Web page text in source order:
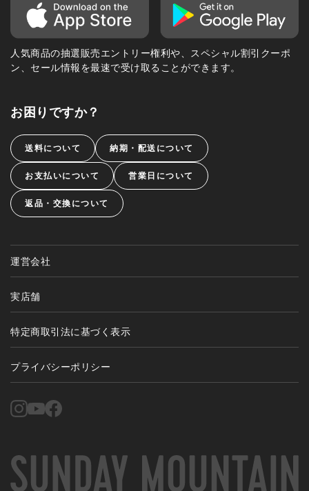
人気商品の抽選販売エントリー権利や、スペシャル割引クーポ
ン、セール情報を最速で受け取ることができます。
お困りですか？
送料について 納期・配送について
お支払いについて 営業日について
返品・交換について
運営会社
実店舗
特定商取引法に基づく表示
プライバシーポリシー